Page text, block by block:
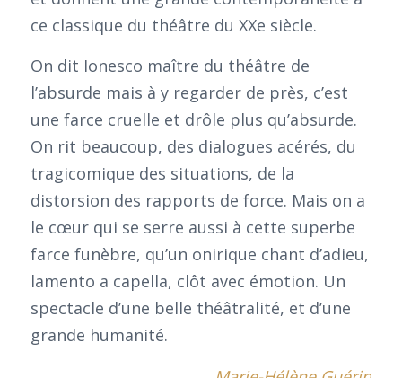
ce classique du théâtre du XXe siècle.
On dit Ionesco maître du théâtre de
l’absurde mais à y regarder de près, c’est
une farce cruelle et drôle plus qu’absurde.
On rit beaucoup, des dialogues acérés, du
tragicomique des situations, de la
distorsion des rapports de force. Mais on a
le cœur qui se serre aussi à cette superbe
farce funèbre, qu’un onirique chant d’adieu,
lamento a capella, clôt avec émotion. Un
spectacle d’une belle théâtralité, et d’une
grande humanité.